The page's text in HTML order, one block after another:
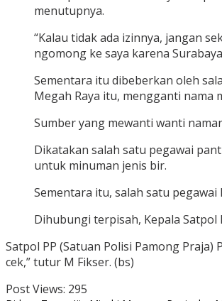
menutupnya.
“Kalau tidak ada izinnya, jangan
ngomong ke saya karena
Sementara itu dibeberkan oleh
Megah Raya itu, mengganti nama
Sumber yang mewanti wanti
Dikatakan salah satu pegawai
untuk minuman jenis bir.
Sementara itu, salah satu
Dihubungi terpisah, Kepala
Satpol PP (Satuan Polisi Pamong
cek,” tutur M Fikser. (bs)
Post Views: 295